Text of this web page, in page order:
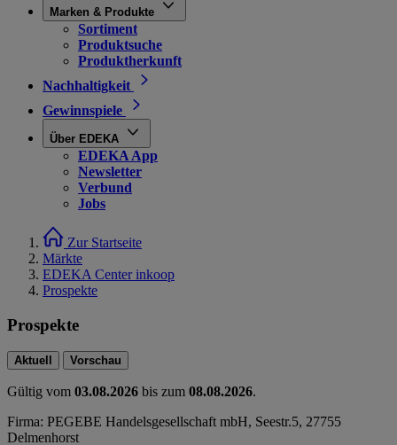
Marken & Produkte
Sortiment
Produktsuche
Produktherkunft
Nachhaltigkeit
Gewinnspiele
Über EDEKA
EDEKA App
Newsletter
Verbund
Jobs
Zur Startseite
Märkte
EDEKA Center inkoop
Prospekte
Prospekte
Aktuell Vorschau
Gültig vom 03.08.2026 bis zum 08.08.2026.
Firma: PEGEBE Handelsgesellschaft mbH, Seestr.5, 27755
Delmenhorst